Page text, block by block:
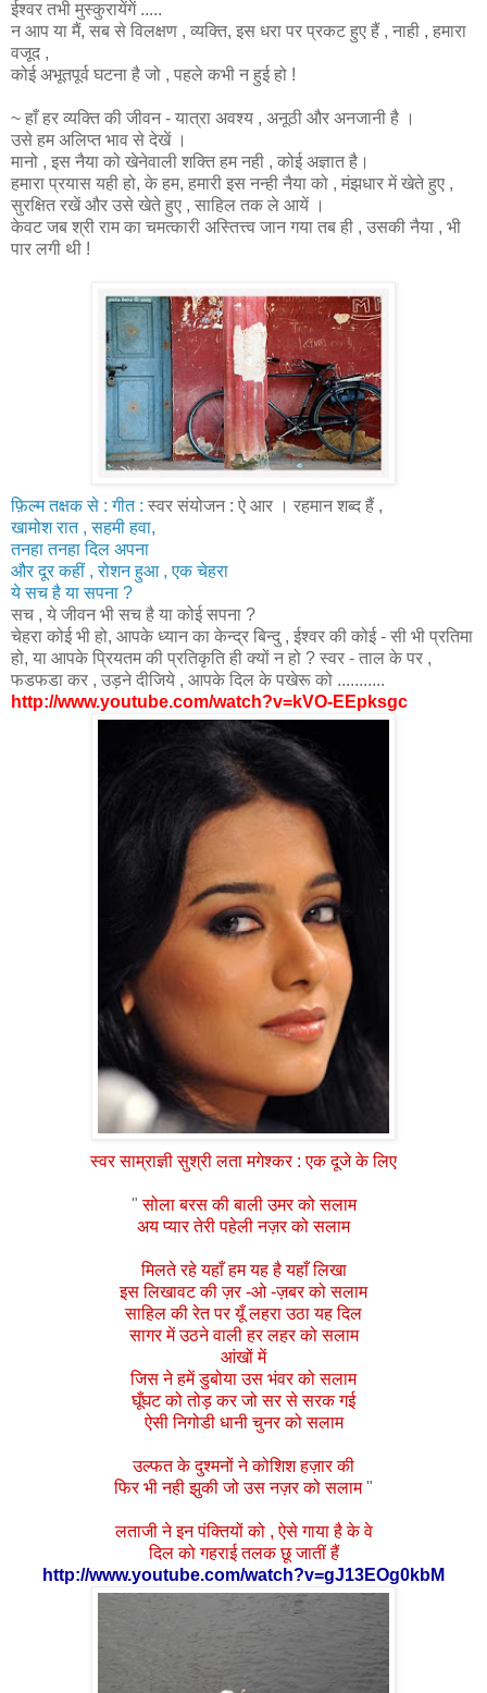
ईश्वर तभी मुस्कुरायेंगें .....
न आप या मैं, सब से विलक्षण , व्यक्ति, इस धरा पर प्रकट हुए हैं , नाही , हमारा
वजूद ,
कोई अभूतपूर्व घटना है जो , पहले कभी न हुई हो !
~ हाँ हर व्यक्ति की जीवन - यात्रा अवश्य , अनूठी और अनजानी है ।
उसे हम अलिप्त भाव से देखें ।
मानो , इस नैया को खेनेवाली शक्ति हम नही , कोई अज्ञात है।
हमारा प्रयास यही हो, के हम, हमारी इस नन्ही नैया को , मंझधार में खेते हुए ,
सुरक्षित रखें और उसे खेते हुए , साहिल तक ले आयें ।
केवट जब श्री राम का चमत्कारी अस्तित्त्व जान गया तब ही , उसकी नैया , भी
पार लगी थी !
फ़िल्म तक्षक से : गीत : स्वर संयोजन : ऐ आर । रहमान शब्द हैं ,
खामोश रात , सहमी हवा,
तनहा तनहा दिल अपना
और दूर कहीं , रोशन हुआ , एक चेहरा
ये सच है या सपना ?
सच , ये जीवन भी सच है या कोई सपना ?
चेहरा कोई भी हो, आपके ध्यान का केन्द्र बिन्दु , ईश्वर की कोई - सी भी प्रतिमा
हो, या आपके प्रियतम की प्रतिकृति ही क्यों न हो ? स्वर - ताल के पर ,
फडफडा कर , उड़ने दीजिये , आपके दिल के पखेरू को ...........
http://www.youtube.com/watch?v=kVO-EEpksgc
स्वर साम्राज्ञी सुश्री लता मगेश्कर:एक दूजे के लिए
" सोला बरस की बाली उमर को सलाम
अय प्यार तेरी पहेली नज़र को सलाम
मिलते रहे यहाँ हम यह है यहाँ लिखा
इस लिखावट की ज़र-ओ-ज़बर को सलाम
साहिल की रेत पर यूँ लहरा उठा यह दिल
सागर में उठने वाली हर लहर को सलाम
आंखों में
जिस ने हमें डुबोया उस भंवर को सलाम
घूँघट को तोड़ कर जो सर से सरक गई
ऐसी निगोडी धानी चुनर को सलाम
उल्फत के दुश्मनों ने कोशिश हज़ार की
फिर भी नही झुकी जो उस नज़र को सलाम"
लताजी ने इन पंक्तियों को,ऐसे गाया है के वे
दिल को गहराई तलक छू जातीं हैं
http://www.youtube.com/watch?v=gJ13EOg0kbM